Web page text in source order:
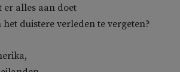
er alles aan doet
het duistere verleden te vergeten?